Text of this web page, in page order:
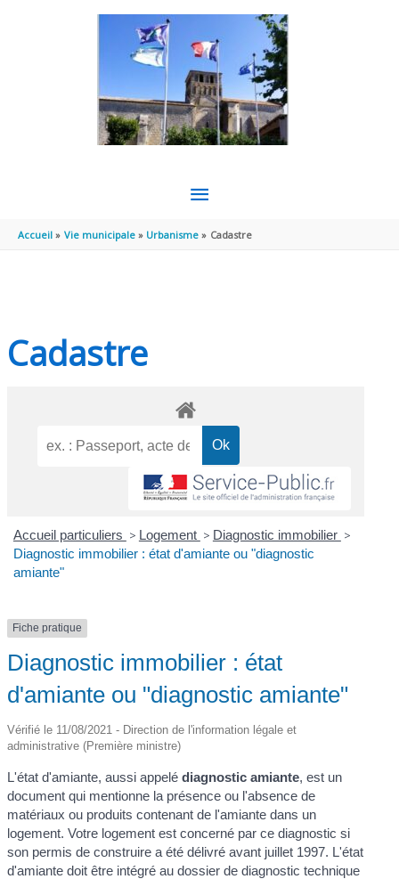
MENU
PRINCIPAL
Accueil Vie municipale Urbanisme Cadastre
Cadastre
Accueil particuliers > Logement > Diagnostic immobilier >
Diagnostic immobilier : état d'amiante ou "diagnostic
amiante"
Fiche pratique
Diagnostic immobilier : état
d'amiante ou "diagnostic amiante"
Vérifié le 11/08/2021 - Direction de l'information légale et
administrative (Première ministre)
L'état d'amiante, aussi appelédiagnostic amiante, est un
document qui mentionne la présence ou l'absence de
matériaux ou produits contenant de l'amiante dans un
logement. Votre logement est concerné par ce diagnostic si
son permis de construire a été délivré avant juillet 1997. L'état
d'amiante doit être intégré au dossier de diagnostic technique